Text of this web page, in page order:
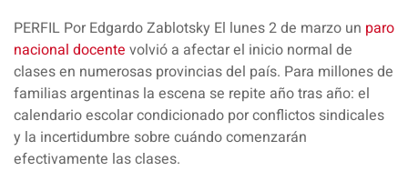
PERFIL Por Edgardo Zablotsky El lunes 2 de marzo un paro
nacional docente volvió a afectar el inicio normal de
clases en numerosas provincias del país. Para millones de
familias argentinas la escena se repite año tras año: el
calendario escolar condicionado por conflictos sindicales
y la incertidumbre sobre cuándo comenzarán
efectivamente las clases.